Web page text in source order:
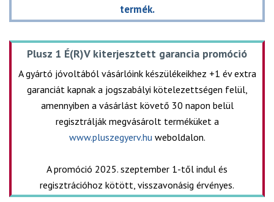
termék.
Plusz 1 É(R)V kiterjesztett garancia promóció
A gyártó jóvoltából vásárlóink készülékeikhez +1 év extra
garanciát kapnak a jogszabályi kötelezettségen felül,
amennyiben a vásárlást követő 30 napon belül
regisztrálják megvásárolt terméküket a
www.pluszegyerv.hu weboldalon.
A promóció 2025. szeptember 1-től indul és
regisztrációhoz kötött, visszavonásig érvényes.